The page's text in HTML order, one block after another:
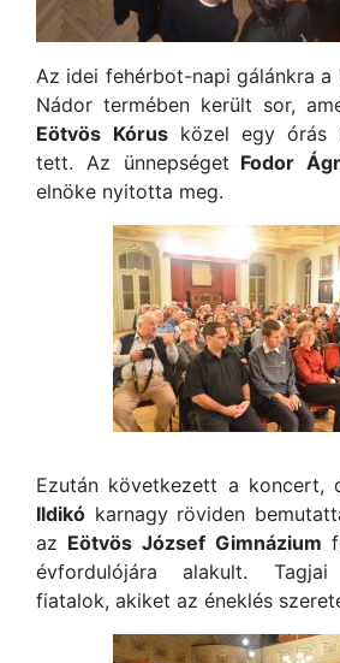
Az idei fehérbot-napi gálánkra a
Nádor termében került sor,
Eötvös Kórus közel egy órás
tett. Az ünnepséget Fodor
elnöke nyitotta meg.
Ezután következett a koncert,
Ildikó karnagy röviden
az Eötvös József Gimnázium
évfordulójára alakult.
fiatalok, akiket az éneklés